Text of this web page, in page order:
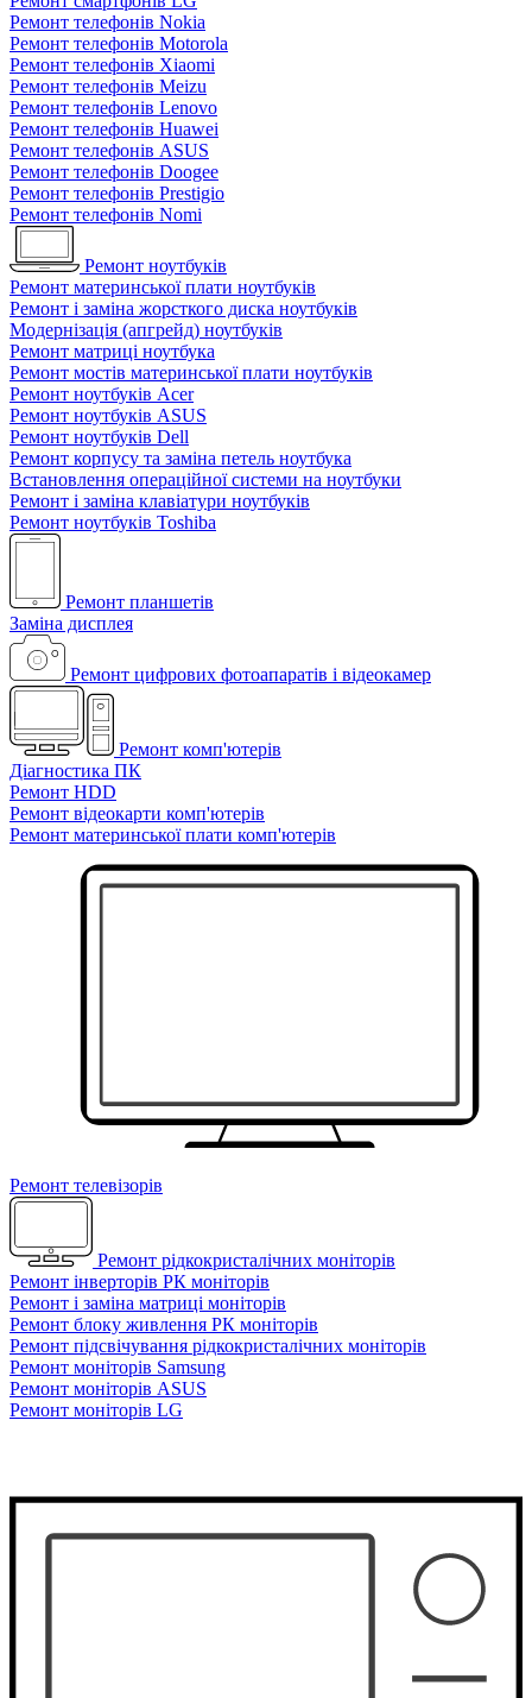
Ремонт телефонів Nokia
Ремонт телефонів Motorola
Ремонт телефонів Xiaomi
Ремонт телефонів Meizu
Ремонт телефонів Lenovo
Ремонт телефонів Huawei
Ремонт телефонів ASUS
Ремонт телефонів Doogee
Ремонт телефонів Prestigio
Ремонт телефонів Nomi
Ремонт ноутбуків
Ремонт материнської плати ноутбуків
Ремонт і заміна жорсткого диска ноутбуків
Модернізація (апгрейд) ноутбуків
Ремонт матриці ноутбука
Ремонт мостів материнської плати ноутбуків
Ремонт ноутбуків Acer
Ремонт ноутбуків ASUS
Ремонт ноутбуків Dell
Ремонт корпусу та заміна петель ноутбука
Встановлення операційної системи на ноутбуки
Ремонт і заміна клавіатури ноутбуків
Ремонт ноутбуків Toshiba
Ремонт планшетів
Заміна дисплея
Ремонт цифрових фотоапаратів і відеокамер
Ремонт комп'ютерів
Діагностика ПК
Ремонт HDD
Ремонт відеокарти комп'ютерів
Ремонт материнської плати комп'ютерів
Ремонт телевізорів
Ремонт рідкокристалічних моніторів
Ремонт інверторів РК моніторів
Ремонт і заміна матриці моніторів
Ремонт блоку живлення РК моніторів
Ремонт підсвічування рідкокристалічних моніторів
Ремонт моніторів Samsung
Ремонт моніторів ASUS
Ремонт моніторів LG